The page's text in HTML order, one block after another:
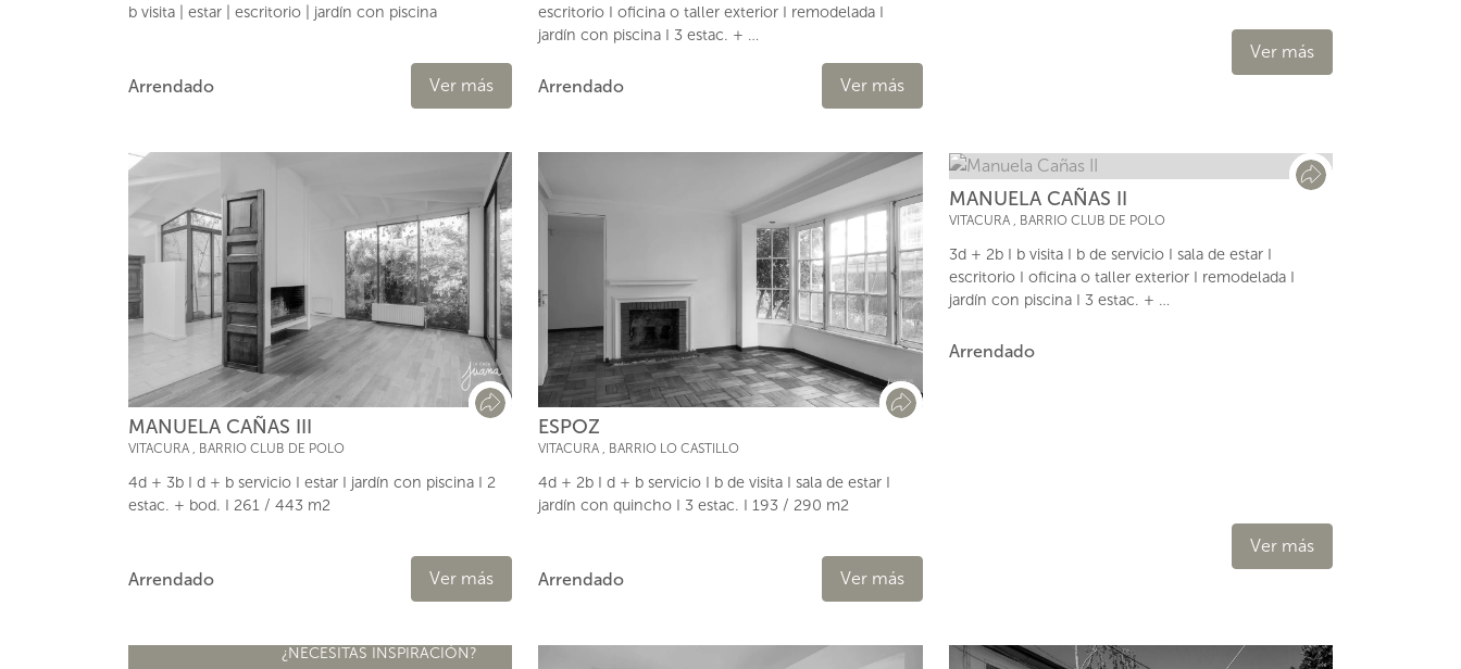
b visita | estar | escritorio | jardín con piscina
Arrendado Ver más
escritorio I oficina o taller exterior I remodelada I
jardín con piscina I 3 estac. + …
Arrendado Ver más
Ver más
MANUELA CAÑAS III
VITACURA , BARRIO CLUB DE POLO
4d + 3b I d + b servicio I estar I jardín con piscina I 2
estac. + bod. I 261 / 443 m2
Arrendado Ver más
ESPOZ
VITACURA , BARRIO LO CASTILLO
4d + 2b I d + b servicio I b de visita I sala de estar I
jardín con quincho I 3 estac. I 193 / 290 m2
Arrendado Ver más
MANUELA CAÑAS II
VITACURA, BARRIO CLUB DE POLO
3d + 2b I b visita I b de servicio I sala de estar I
escritorio I oficina o taller exterior I remodelada I
jardín con piscina I 3 estac. + …
Arrendado
Ver más
¿NECESITAS INSPIRACIÓN?